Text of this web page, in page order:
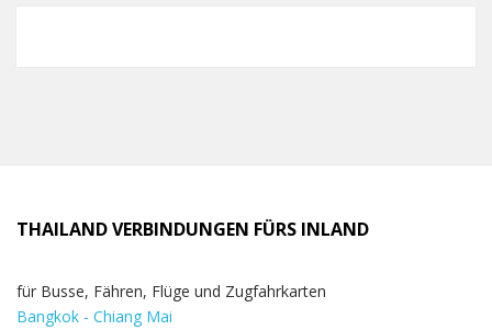
THAILAND VERBINDUNGEN FÜRS INLAND
für Busse, Fähren, Flüge und Zugfahrkarten
Bangkok - Chiang Mai